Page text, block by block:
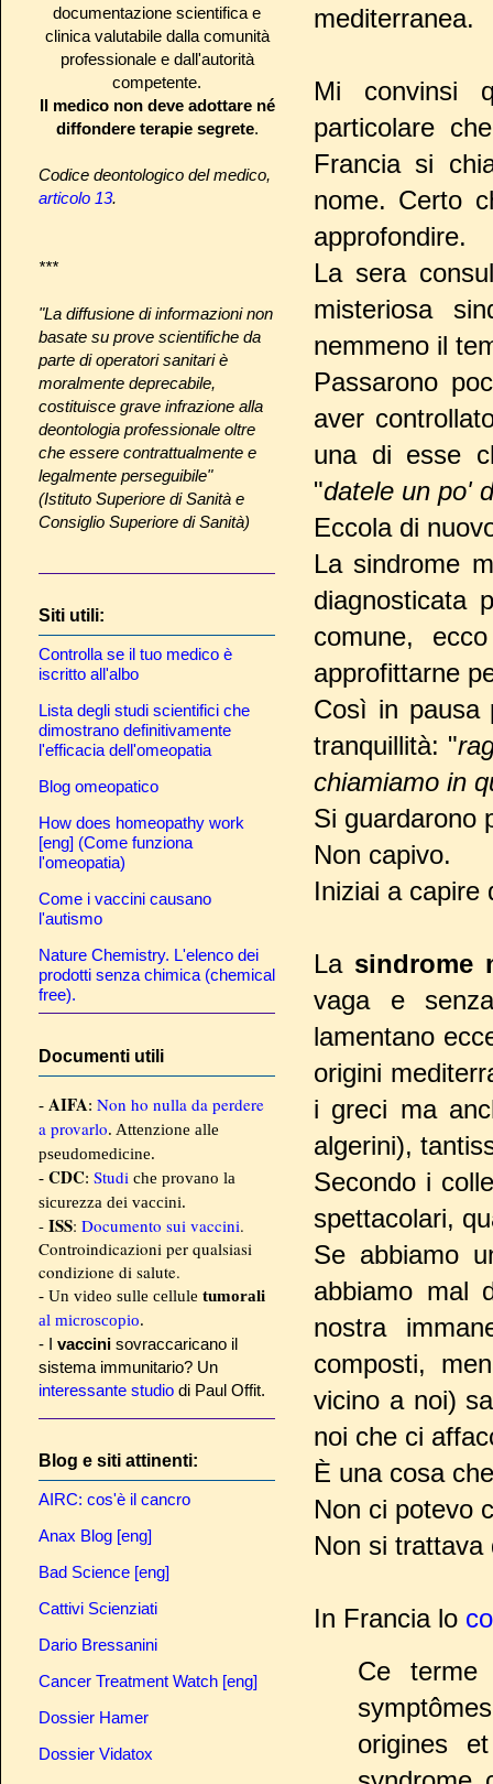
mediterranea.
Mi convinsi
particolare
Francia si
nome. Certo
approfondire.
La sera
misteriosa
nemmeno il
Passarono
aver
una di esse
"datele un po'
Eccola di
La sindrome
diagnosticata
comune,
approfittarne
Così in pausa
tranquillità: "
chiamiamo in
Si guardarono
Non capivo.
Iniziai a capire
La sindrome
vaga e
lamentano
origini
i greci ma
algerini),
Secondo i
spettacolari,
Se abbiamo
abbiamo mal
nostra
composti,
vicino a noi)
noi che ci
È una cosa
Non ci potevo
Non si
In Francia lo
Ce terme
origines
documentazione scientifica e
clinica valutabile dalla comunità
professionale e dall'autorità
competente.
Il medico non deve adottare né
diffondere terapie segrete.
Codice deontologico del medico,
articolo 13.
***
"La diffusione di informazioni non
basate su prove scientifiche da
parte di operatori sanitari è
moralmente deprecabile,
costituisce grave infrazione alla
deontologia professionale oltre
che essere contrattualmente e
legalmente perseguibile"
(Istituto Superiore di Sanità e
Consiglio Superiore di Sanità)
Siti utili:
Controlla se il tuo medico è
iscritto all'albo
Lista degli studi scientifici che
dimostrano definitivamente
l'efficacia dell'omeopatia
Blog omeopatico
How does homeopathy work
[eng] (Come funziona
l'omeopatia)
Come i vaccini causano
l'autismo
Nature Chemistry. L'elenco dei
prodotti senza chimica (chemical
free).
Documenti utili
- AIFA: Non ho nulla da perdere
a provarlo. Attenzione alle
pseudomedicine.
- CDC: Studi che provano la
sicurezza dei vaccini.
- ISS: Documento sui vaccini.
Controindicazioni per qualsiasi
condizione di salute.
- Un video sulle cellule tumorali
al microscopio.
- I vaccini sovraccaricano il
sistema immunitario? Un
interessante studio di Paul Offit.
Blog e siti attinenti:
AIRC: cos'è il cancro
Anax Blog [eng]
Bad Science [eng]
Cattivi Scienziati
Dario Bressanini
Cancer Treatment Watch [eng]
Dossier Hamer
Dossier Vidatox